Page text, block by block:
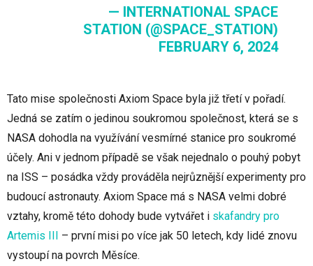
— INTERNATIONAL SPACE
STATION (@SPACE_STATION)
FEBRUARY 6, 2024
Tato mise společnosti Axiom Space byla již třetí v pořadí.
Jedná se zatím o jedinou soukromou společnost, která se s
NASA dohodla na využívání vesmírné stanice pro soukromé
účely. Ani v jednom případě se však nejednalo o pouhý pobyt
na ISS – posádka vždy prováděla nejrůznější experimenty pro
budoucí astronauty. Axiom Space má s NASA velmi dobré
vztahy, kromě této dohody bude vytvářet i skafandry pro
Artemis III – první misi po více jak 50 letech, kdy lidé znovu
vystoupí na povrch Měsíce.